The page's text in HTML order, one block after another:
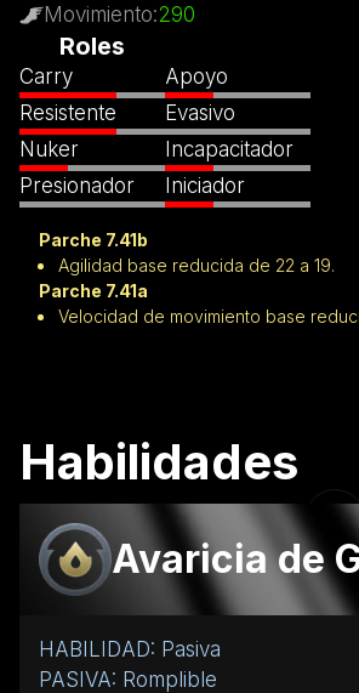
Movimiento:290
Roles
Carry
Resistente
Nuker
Presionador
Apoyo
Evasivo
Incapacitador
Iniciador
Parche 7.41b
Agilidad base reducida de 22 a 19.
Parche 7.41a
Velocidad de movimiento base
Habilidades
Avaricia de
HABILIDAD: Pasiva
PASIVA: Romplible